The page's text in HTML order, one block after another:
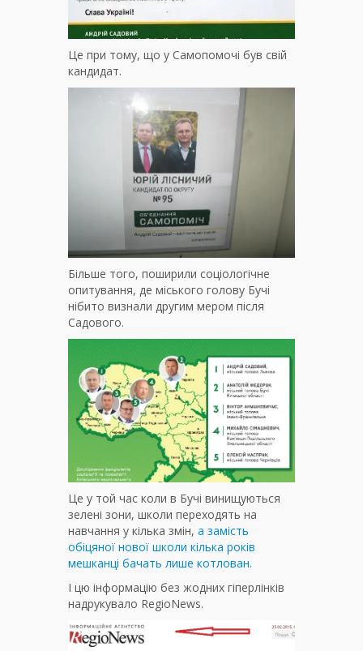
Це при тому, що у Самопомочі був свій
кандидат.
Більше того, поширили соціологічне
опитування, де міського голову Бучі
нібито визнали другим мером після
Садового.
Це у той час коли в Бучі винищуються
зелені зони, школи переходять на
навчання у кілька змін, а замість
обіцяної нової школи кілька років
мешканці бачать лише котлован.
І цю інформацію без жодних гіперлінків
надрукувало RegioNews.